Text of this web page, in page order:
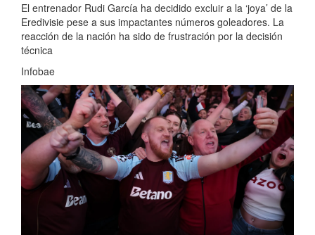
El entrenador Rudi García ha decidido excluir a la ‘joya’ de la
Eredivisie pese a sus impactantes números goleadores. La
reacción de la nación ha sido de frustración por la decisión
técnica
Infobae